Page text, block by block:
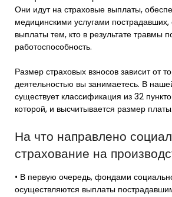
Они идут на страховые выплаты,
медицинскими услугами
выплаты тем, кто в результате травмы
работоспособность.
Размер страховых взносов зависит от
деятельностью вы занимаетесь. В
существует классификация из 32
которой, и высчитывается размер платы.
На что направлено
страхование на
• В первую очередь, фондами
осуществляются выплаты